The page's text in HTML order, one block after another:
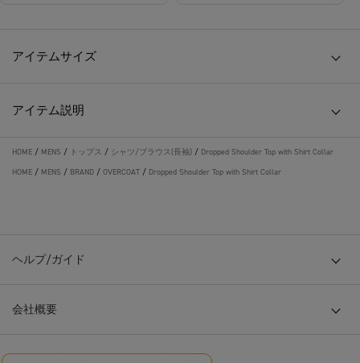
アイテムサイズ
アイテム説明
HOME / MENS / トップス / シャツ/ブラウス(長袖) / Dropped Shoulder Top with Shirt Collar
HOME / MENS / BRAND / OVERCOAT / Dropped Shoulder Top with Shirt Collar
ヘルプ/ガイド
会社概要